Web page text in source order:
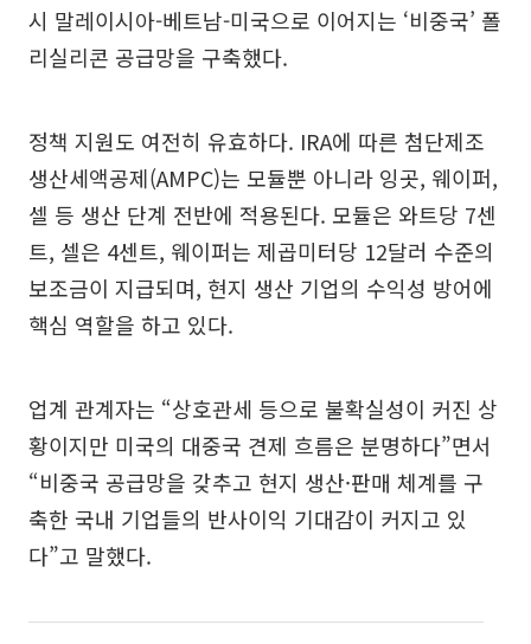
시 말레이시아-베트남-미국으로 이어지는 ‘비중국’ 폴
리실리콘 공급망을 구축했다.
정책 지원도 여전히 유효하다. IRA에 따른 첨단제조
생산세액공제(AMPC)는 모듈뿐 아니라 잉곳, 웨이퍼,
셀 등 생산 단계 전반에 적용된다. 모듈은 와트당 7센
트, 셀은 4센트, 웨이퍼는 제곱미터당 12달러 수준의
보조금이 지급되며, 현지 생산 기업의 수익성 방어에
핵심 역할을 하고 있다.
업계 관계자는 “상호관세 등으로 불확실성이 커진 상
황이지만 미국의 대중국 견제 흐름은 분명하다”면서
“비중국 공급망을 갖추고 현지 생산·판매 체계를 구
축한 국내 기업들의 반사이익 기대감이 커지고 있
다”고 말했다.